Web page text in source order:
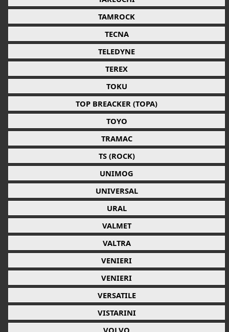
TAMROCK
TECNA
TELEDYNE
TEREX
TOKU
TOP BREACKER (TOPA)
TOYO
TRAMAC
TS (ROCK)
UNIMOG
UNIVERSAL
URAL
VALMET
VALTRA
VENIERI
VENIERI
VERSATILE
VISTARINI